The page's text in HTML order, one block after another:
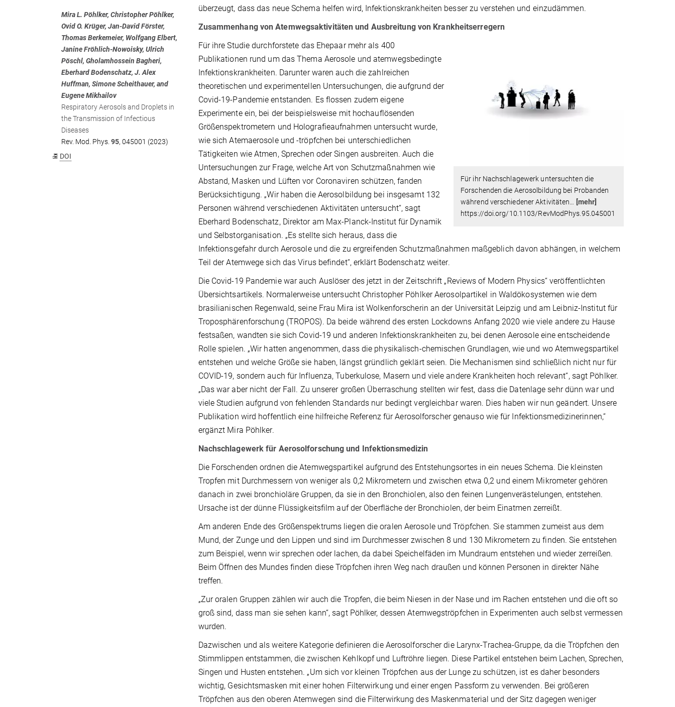
überzeugt, dass das neue Schema helfen wird, Infektionskrankheiten besser zu verstehen und einzudämmen.
Zusammenhang von Atemwegsaktivitäten und Ausbreitung von Krankheitserregern
Für ihr Nachschlagewerk untersuchten die
Forschenden die Aerosolbildung bei Probanden
während verschiedener Aktivitäten… [mehr]
https://doi.org/10.1103/RevModPhys.95.045001
Für ihre Studie durchforstete das Ehepaar mehr als 400
Publikationen rund um das Thema Aerosole und atemwegsbedingte
Infektionskrankheiten. Darunter waren auch die zahlreichen
theoretischen und experimentellen Untersuchungen, die aufgrund der
Covid-19-Pandemie entstanden. Es flossen zudem eigene
Experimente ein, bei der beispielsweise mit hochauflösenden
Größenspektrometern und Holografieaufnahmen untersucht wurde,
wie sich Atemaerosole und -tröpfchen bei unterschiedlichen
Tätigkeiten wie Atmen, Sprechen oder Singen ausbreiten. Auch die
Untersuchungen zur Frage, welche Art von Schutzmaßnahmen wie
Abstand, Masken und Lüften vor Coronaviren schützen, fanden
Berücksichtigung. „Wir haben die Aerosolbildung bei insgesamt 132
Personen während verschiedenen Aktivitäten untersucht“, sagt
Eberhard Bodenschatz, Direktor am Max-Planck-Institut für Dynamik
und Selbstorganisation. „Es stellte sich heraus, dass die
Infektionsgefahr durch Aerosole und die zu ergreifenden Schutzmaßnahmen maßgeblich davon abhängen, in welchem
Teil der Atemwege sich das Virus befindet“, erklärt Bodenschatz weiter.
Die Covid-19 Pandemie war auch Auslöser des jetzt in der Zeitschrift „Reviews of Modern Physics“ veröffentlichten
Übersichtsartikels. Normalerweise untersucht Christopher Pöhlker Aerosolpartikel in Waldökosystemen wie dem
brasilianischen Regenwald, seine Frau Mira ist Wolkenforscherin an der Universität Leipzig und am Leibniz-Institut für
Troposphärenforschung (TROPOS). Da beide während des ersten Lockdowns Anfang 2020 wie viele andere zu Hause
festsaßen, wandten sie sich Covid-19 und anderen Infektionskrankheiten zu, bei denen Aerosole eine entscheidende
Rolle spielen. „Wir hatten angenommen, dass die physikalisch-chemischen Grundlagen, wie und wo Atemwegspartikel
entstehen und welche Größe sie haben, längst gründlich geklärt seien. Die Mechanismen sind schließlich nicht nur für
COVID-19, sondern auch für Influenza, Tuberkulose, Masern und viele andere Krankheiten hoch relevant“, sagt Pöhlker.
„Das war aber nicht der Fall. Zu unserer großen Überraschung stellten wir fest, dass die Datenlage sehr dünn war und
viele Studien aufgrund von fehlenden Standards nur bedingt vergleichbar waren. Dies haben wir nun geändert. Unsere
Publikation wird hoffentlich eine hilfreiche Referenz für Aerosolforscher genauso wie für Infektionsmedizinerinnen,“
ergänzt Mira Pöhlker.
Nachschlagewerk für Aerosolforschung und Infektionsmedizin
Die Forschenden ordnen die Atemwegspartikel aufgrund des Entstehungsortes in ein neues Schema. Die kleinsten
Tropfen mit Durchmessern von weniger als 0,2 Mikrometern und zwischen etwa 0,2 und einem Mikrometer gehören
danach in zwei bronchioläre Gruppen, da sie in den Bronchiolen, also den feinen Lungenverästelungen, entstehen.
Ursache ist der dünne Flüssigkeitsfilm auf der Oberfläche der Bronchiolen, der beim Einatmen zerreißt.
Am anderen Ende des Größenspektrums liegen die oralen Aerosole und Tröpfchen. Sie stammen zumeist aus dem
Mund, der Zunge und den Lippen und sind im Durchmesser zwischen 8 und 130 Mikrometern zu finden. Sie entstehen
zum Beispiel, wenn wir sprechen oder lachen, da dabei Speichelfäden im Mundraum entstehen und wieder zerreißen.
Beim Öffnen des Mundes finden diese Tröpfchen ihren Weg nach draußen und können Personen in direkter Nähe
treffen.
„Zur oralen Gruppen zählen wir auch die Tropfen, die beim Niesen in der Nase und im Rachen entstehen und die oft so
groß sind, dass man sie sehen kann“, sagt Pöhlker, dessen Atemwegströpfchen in Experimenten auch selbst vermessen
wurden.
Dazwischen und als weitere Kategorie definieren die Aerosolforscher die Larynx-Trachea-Gruppe, da die Tröpfchen den
Stimmlippen entstammen, die zwischen Kehlkopf und Luftröhre liegen. Diese Partikel entstehen beim Lachen, Sprechen,
Singen und Husten entstehen. „Um sich vor kleinen Tröpfchen aus der Lunge zu schützen, ist es daher besonders
wichtig, Gesichtsmasken mit einer hohen Filterwirkung und einer engen Passform zu verwenden. Bei größeren
Tröpfchen aus den oberen Atemwegen sind die Filterwirkung des Maskenmaterial und der Sitz dagegen weniger
Mira L. Pöhlker, Christopher Pöhlker,
Ovid O. Krüger, Jan-David Förster,
Thomas Berkemeier, Wolfgang Elbert,
Janine Fröhlich-Nowoisky, Ulrich
Pöschl, Gholamhossein Bagheri,
Eberhard Bodenschatz, J. Alex
Huffman, Simone Scheithauer, and
Eugene Mikhailov
Respiratory Aerosols and Droplets in
the Transmission of Infectious
Diseases
Rev. Mod. Phys. 95, 045001 (2023)
DOI